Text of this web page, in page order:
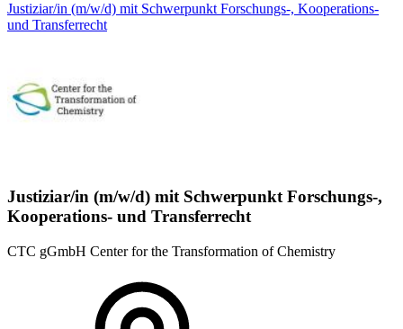
Justiziar/in (m/w/d) mit Schwerpunkt Forschungs-, Kooperations-
und Transferrecht
Justiziar/in (m/w/d) mit Schwerpunkt Forschungs-,
Kooperations- und Transferrecht
CTC gGmbH Center for the Transformation of Chemistry